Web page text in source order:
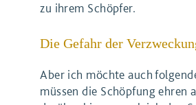
zu ihrem Schöpfer.
Die Gefahr der
Aber ich möchte auch
müssen die Schöpfung ehren